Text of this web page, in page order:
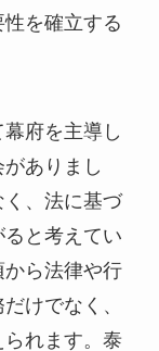
を確立する
府を主導し
ありまし
、法に基づ
と考えてい
から法律や行
けでなく、
れます。泰